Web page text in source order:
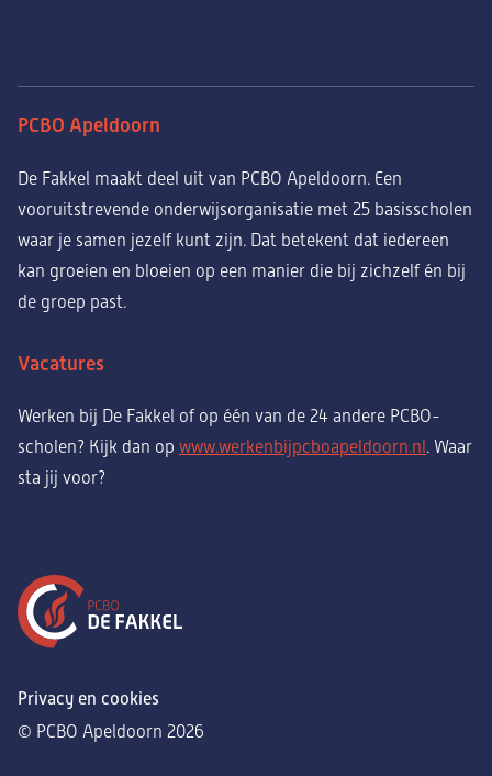
PCBO Apeldoorn
De Fakkel maakt deel uit van PCBO Apeldoorn. Een
vooruitstrevende onderwijsorganisatie met 25 basisscholen
waar je samen jezelf kunt zijn. Dat betekent dat iedereen
kan groeien en bloeien op een manier die bij zichzelf én bij
de groep past.
Vacatures
Werken bij De Fakkel of op één van de 24 andere PCBO-
scholen? Kijk dan op www.werkenbijpcboapeldoorn.nl . Waar
sta jij voor?
Privacy en cookies
© PCBO Apeldoorn 2026